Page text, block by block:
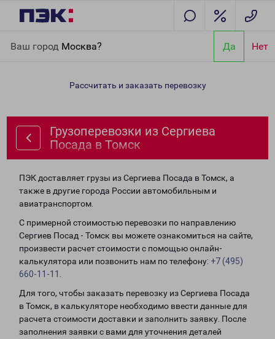
Ваш город Москва? Да Нет
Томск
Рассчитать и заказать перевозку
Грузоперевозки из Сергиева
Посада в Томск
ПЭК доставляет грузы из Сергиева Посада в Томск, а
также в другие города России автомобильным и
авиатранспортом.
С примерной стоимостью перевозки по направлению
Сергиев Посад - Томск вы можете ознакомиться на сайте,
произвести расчет стоимости с помощью онлайн-
калькулятора или позвонить нам по телефону: +7 (495)
660-11-11
Для того, чтобы заказать перевозку из Сергиева Посада
в Томск, в калькуляторе необходимо ввести данные для
расчета стоимости доставки и заполнить заявку. После
заполнения заявки с вами для уточнения деталей